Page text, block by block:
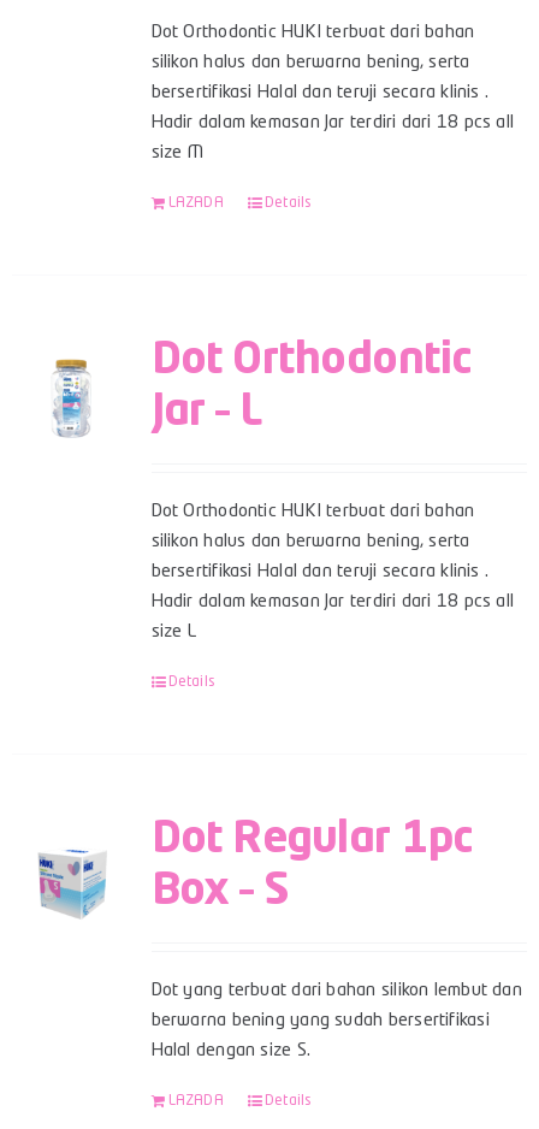
Dot Orthodontic HUKI terbuat dari bahan
silikon halus dan berwarna bening, serta
bersertifikasi Halal dan teruji secara klinis .
Hadir dalam kemasan Jar terdiri dari 18 pcs all
size M
LAZADA Details
Dot Orthodontic
Jar – L
Dot Orthodontic HUKI terbuat dari bahan
silikon halus dan berwarna bening, serta
bersertifikasi Halal dan teruji secara klinis .
Hadir dalam kemasan Jar terdiri dari 18 pcs all
size L
Details
Dot Regular 1pc
Box – S
Dot yang terbuat dari bahan silikon lembut dan
berwarna bening yang sudah bersertifikasi
Halal dengan size S.
LAZADA Details